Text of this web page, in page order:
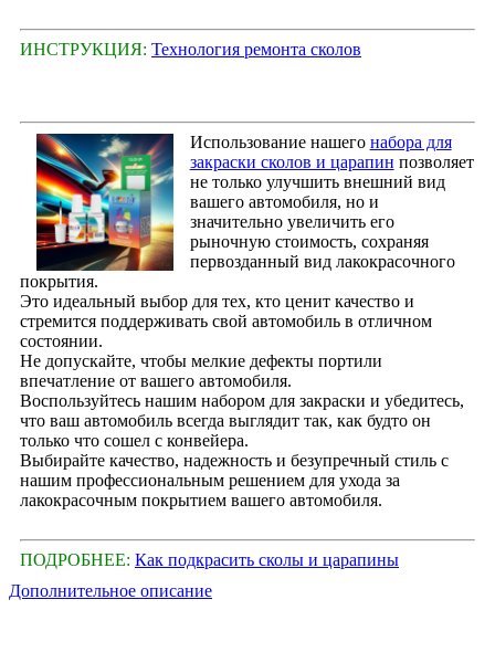
ИНСТРУКЦИЯ: Технология ремонта сколов
Использование нашего набора для
закраски сколов и царапин позволяет
не только улучшить внешний вид
вашего автомобиля, но и
значительно увеличить его
рыночную стоимость, сохраняя
первозданный вид лакокрасочного
покрытия.
Это идеальный выбор для тех, кто ценит качество и
стремится поддерживать свой автомобиль в отличном
состоянии.
Не допускайте, чтобы мелкие дефекты портили
впечатление от вашего автомобиля.
Воспользуйтесь нашим набором для закраски и убедитесь,
что ваш автомобиль всегда выглядит так, как будто он
только что сошел с конвейера.
Выбирайте качество, надежность и безупречный стиль с
нашим профессиональным решением для ухода за
лакокрасочным покрытием вашего автомобиля.
ПОДРОБНЕЕ: Как подкрасить сколы и царапины
Дополнительное описание